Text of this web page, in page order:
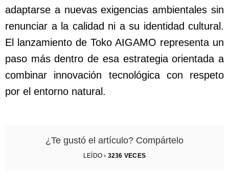
adaptarse a nuevas exigencias ambientales sin
renunciar a la calidad ni a su identidad cultural.
El lanzamiento de Toko AIGAMO representa un
paso más dentro de esa estrategia orientada a
combinar innovación tecnológica con respeto
por el entorno natural.
¿Te gustó el artículo? Compártelo
LEÍDO › 3236 VECES